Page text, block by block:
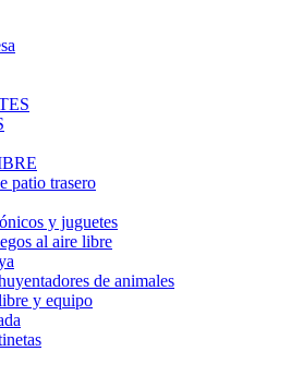
patio trasero
y juguetes
al aire libre
de animales
y equipo